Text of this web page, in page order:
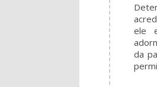
ele
da